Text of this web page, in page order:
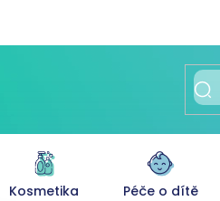
Kosmetika Péče o dítě